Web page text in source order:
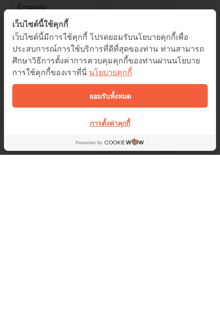
เว็บไซต์นี้ใช้คุกกี้
เว็บไซต์นี้มีการใช้คุกกี้ โปรดยอมรับนโยบายคุกกี้เพื่อ
ประสบการณ์การใช้บริการที่ดีที่สุดของท่าน ท่านสามารถ
ศึกษาวิธีการตั้งค่าการควบคุมคุกกี้ของท่านผ่านนโยบาย
การใช้คุกกี้ของเราที่นี่ นโยบายคุกกี้
ยอมรับทั้งหมด
การตั้งค่าคุกกี้